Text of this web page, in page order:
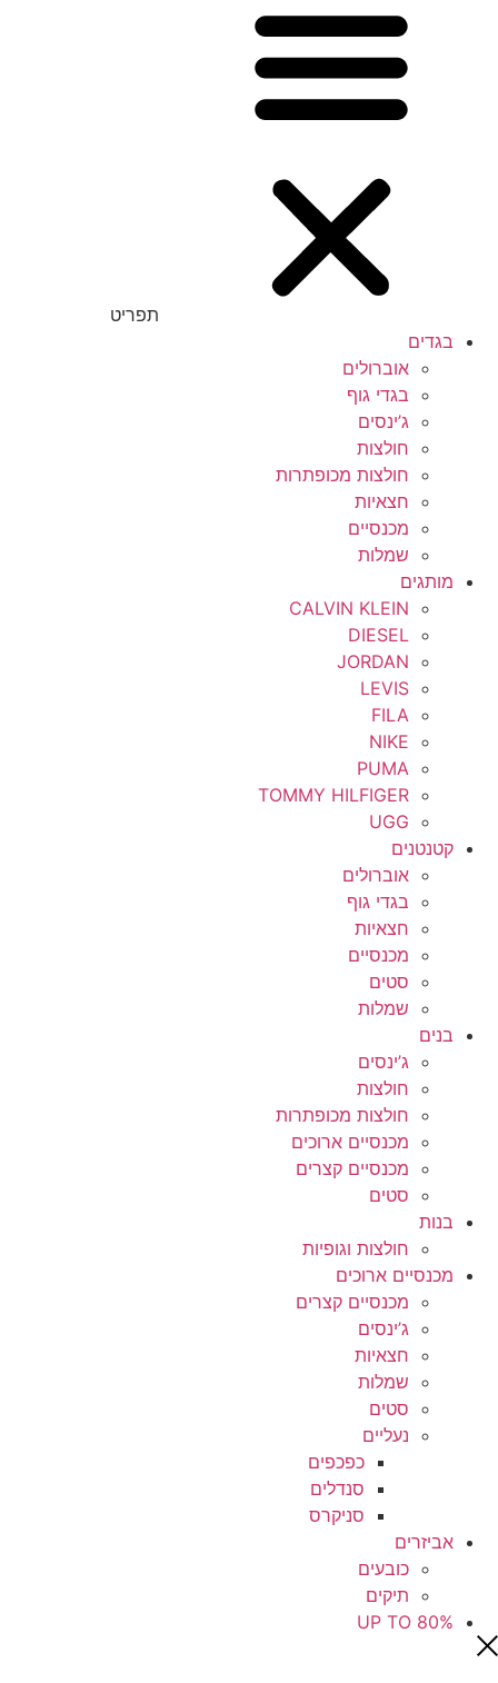
תפריט
בגדים
אוברולים
בגדי גוף
ג’ינסים
חולצות
חולצות מכופתרות
חצאיות
מכנסיים
שמלות
מותגים
CALVIN KLEIN
DIESEL
JORDAN
LEVIS
FILA
NIKE
PUMA
TOMMY HILFIGER
UGG
קטנטנים
אוברולים
בגדי גוף
חצאיות
מכנסיים
סטים
שמלות
בנים
ג’ינסים
חולצות
חולצות מכופתרות
מכנסיים ארוכים
מכנסיים קצרים
סטים
בנות
חולצות וגופיות
מכנסיים ארוכים
מכנסיים קצרים
ג’ינסים
חצאיות
שמלות
סטים
נעליים
כפכפים
סנדלים
סניקרס
אביזרים
כובעים
תיקים
UP TO 80%